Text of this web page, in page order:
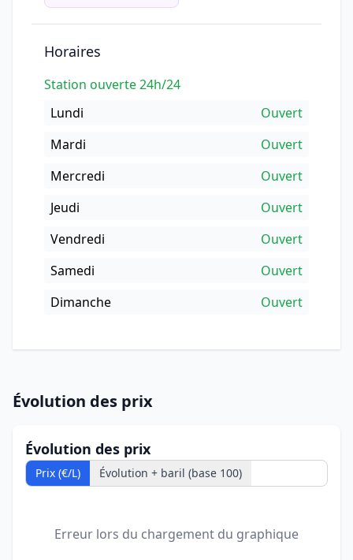
Horaires
Station ouverte 24h/24
Lundi
Ouvert
Mardi
Ouvert
Mercredi
Ouvert
Jeudi
Ouvert
Vendredi
Ouvert
Samedi
Ouvert
Dimanche
Ouvert
Évolution des prix
Évolution des prix
Prix (€/L) Évolution + baril (base 100)
Erreur lors du chargement du graphique